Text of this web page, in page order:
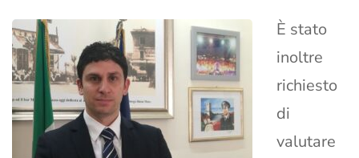
È stato
inoltre
richiesto
di
valutare